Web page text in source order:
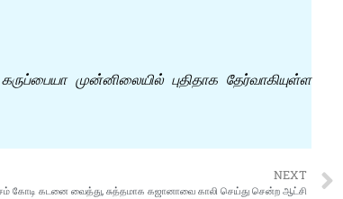
முன்னிலையில் புதிதாக தேர்வாகியுள்ள
NEXT
கோடி கடனை வைத்து, சுத்தமாக கஜானாவை காலி செய்து சென்ற ஆட்சி